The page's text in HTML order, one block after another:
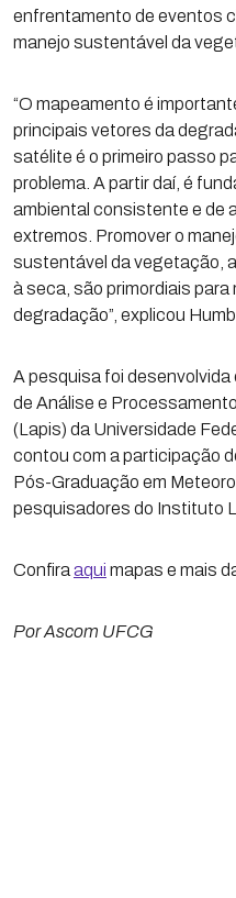
enfrentamento de eventos
manejo sustentável da
“O mapeamento é
principais vetores da
satélite é o primeiro passo
problema. A partir daí, é
ambiental consistente e de
extremos. Promover o
sustentável da vegetação,
à seca, são primordiais
degradação”, explicou
A pesquisa foi desenvolvida
de Análise e
(Lapis) da Universidade
contou com a participação
Pós-Graduação em
pesquisadores do Instituto
Confira aqui mapas e mais
Por Ascom UFCG